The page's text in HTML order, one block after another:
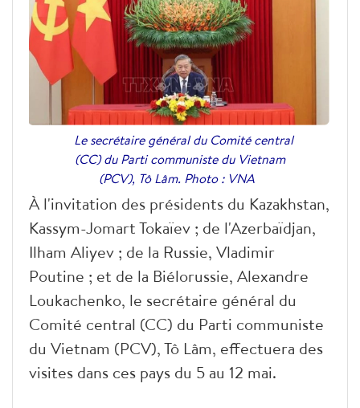
Le secrétaire général du Comité central
(CC) du Parti communiste du Vietnam
(PCV), Tô Lâm. Photo : VNA
À l'invitation des présidents du Kazakhstan,
Kassym-Jomart Tokaïev ; de l'Azerbaïdjan,
Ilham Aliyev ; de la Russie, Vladimir
Poutine ; et de la Biélorussie, Alexandre
Loukachenko, le secrétaire général du
Comité central (CC) du Parti communiste
du Vietnam (PCV), Tô Lâm, effectuera des
visites dans ces pays du 5 au 12 mai.